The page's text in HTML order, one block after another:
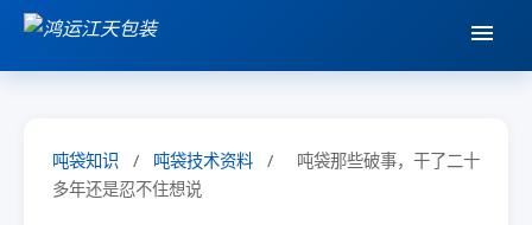
吨袋知识 / 吨袋技术资料 /
吨袋那些破事，干了二十
多年还是忍不住想说